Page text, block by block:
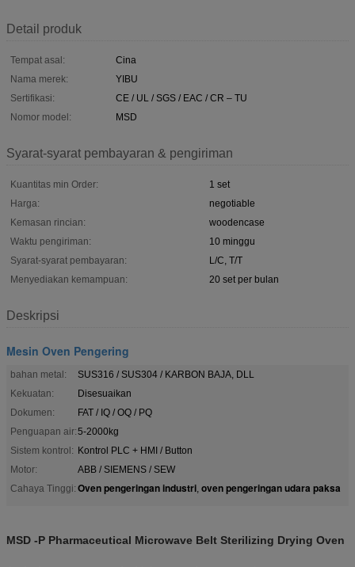
Detail produk
Tempat asal:
Cina
Nama merek:
YIBU
Sertifikasi:
CE / UL / SGS / EAC / CR – TU
Nomor model:
MSD
Syarat-syarat pembayaran & pengiriman
Kuantitas min Order:
1 set
Harga:
negotiable
Kemasan rincian:
woodencase
Waktu pengiriman:
10 minggu
Syarat-syarat pembayaran:
L/C, T/T
Menyediakan kemampuan:
20 set per bulan
Deskripsi
Mesin Oven Pengering
bahan metal:
SUS316 / SUS304 / KARBON BAJA, DLL
Kekuatan:
Disesuaikan
Dokumen:
FAT / IQ / OQ / PQ
Penguapan air:5-2000kg
Sistem kontrol: Kontrol PLC + HMI / Button
Motor:
ABB / SIEMENS / SEW
Cahaya Tinggi: Oven pengeringan industri, oven pengeringan udara paksa
MSD -P Pharmaceutical Microwave Belt Sterilizing Drying Oven